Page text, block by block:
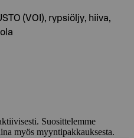
(VOI), rypsiöljy, hiiva,
Suosittelemme
myös myyntipakkauksesta.